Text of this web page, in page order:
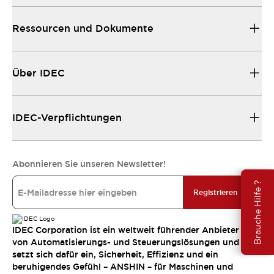
Brauche Hilfe ?
Ressourcen und Dokumente
Über IDEC
IDEC-Verpflichtungen
Abonnieren Sie unseren Newsletter!
Registrieren
IDEC Corporation ist ein weltweit führender Anbieter
von Automatisierungs- und Steuerungslösungen und
setzt sich dafür ein, Sicherheit, Effizienz und ein
beruhigendes Gefühl – ANSHIN – für Maschinen und